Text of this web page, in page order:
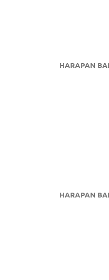
HARAPAN
HARAPAN